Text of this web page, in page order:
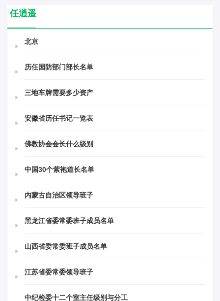
任逍遥
北京
历任国防部门部长名单
三地车牌需要多少资产
安徽省历任书记一览表
佛教协会会长什么级别
中国30个紫袍道长名单
内蒙古自治区领导班子
黑龙江省委常委班子成员名单
山西省委常委班子成员名单
江苏省委常委领导班子
中纪检委十二个室主任级别与分工